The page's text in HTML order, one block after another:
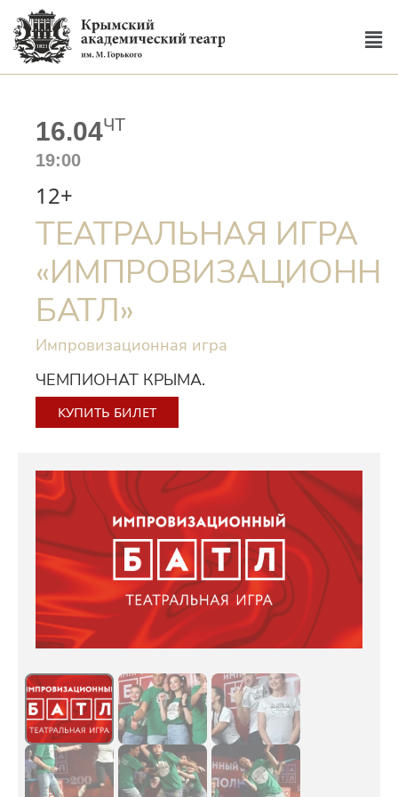
16.04ЧТ
19:00
12+
КУПИТЬ БИЛЕТ
ЧЕМПИОНАТ КРЫМА.
ТЕАТРАЛЬНАЯ ИГРА
БАТЛ»
Импровизационная игра